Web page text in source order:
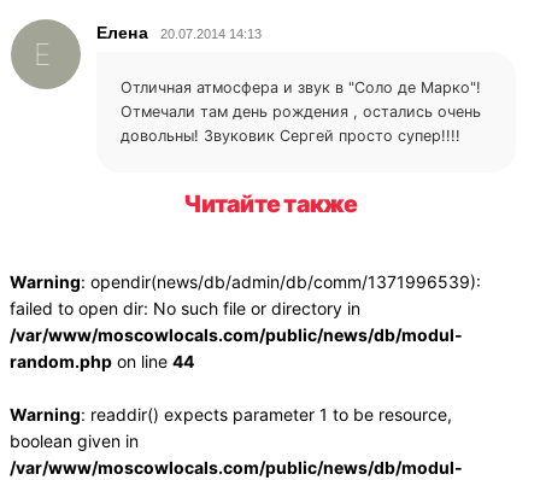
Елена 20.07.2014 14:13
Отличная атмосфера и звук в "Соло де Марко"!
Отмечали там день рождения , остались очень
довольны! Звуковик Сергей просто супер!!!!
Читайте также
Warning: opendir(news/db/admin/db/comm/1371996539):
failed to open dir: No such file or directory in
/var/www/moscowlocals.com/public/news/db/modul-
random.phpon line 44
Warning: readdir() expects parameter 1 to be resource,
boolean given in
/var/www/moscowlocals.com/public/news/db/modul-